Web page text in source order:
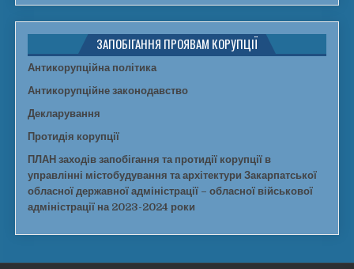
ЗАПОБІГАННЯ ПРОЯВАМ КОРУПЦІЇ
Антикорупційна політика
Антикорупційне законодавство
Декларування
Протидія корупції
ПЛАН заходів запобігання та протидії корупції в
управлінні містобудування та архітектури Закарпатської
обласної державної адміністрації – обласної військової
адміністрації на 2023-2024 роки